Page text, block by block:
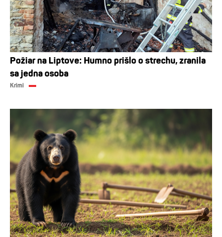
Požiar na Liptove: Humno prišlo o strechu, zranila
sa jedna osoba
Krimi